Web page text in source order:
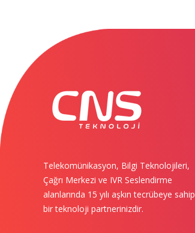
Telekomünikasyon, Bilgi Teknolojileri,
Çağrı Merkezi ve IVR Seslendirme
alanlarında 15 yılı aşkın tecrübeye sahip
bir teknoloji partnerinizdir.